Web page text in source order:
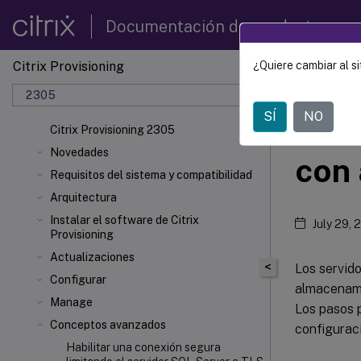
Documentación de productos
Citrix Provisioning
2305
Citrix Provisioning 2305
Novedades
Requisitos del sistema y compatibilidad
Arquitectura
Instalar el software de Citrix
Provisioning
Actualizaciones
Configurar
Manage
Conceptos avanzados
Habilitar una conexión segura
Citrix
<
con
July 29,
Los
Los pasos
¿Quiere cambiar al
SÍ NO